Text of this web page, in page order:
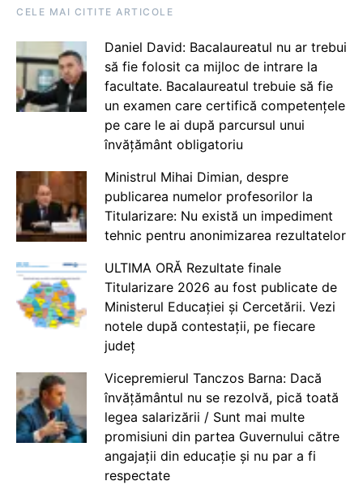
CELE MAI CITITE ARTICOLE
Daniel David: Bacalaureatul nu ar trebui
să fie folosit ca mijloc de intrare la
facultate. Bacalaureatul trebuie să fie
un examen care certifică competențele
pe care le ai după parcursul unui
învățământ obligatoriu
Ministrul Mihai Dimian, despre
publicarea numelor profesorilor la
Titularizare: Nu există un impediment
tehnic pentru anonimizarea rezultatelor
ULTIMA ORĂ Rezultate finale
Titularizare 2026 au fost publicate de
Ministerul Educației și Cercetării. Vezi
notele după contestații, pe fiecare
județ
Vicepremierul Tanczos Barna: Dacă
învățământul nu se rezolvă, pică toată
legea salarizării / Sunt mai multe
promisiuni din partea Guvernului către
angajații din educație și nu par a fi
respectate